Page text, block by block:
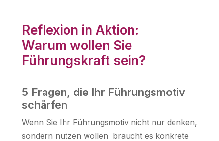
Reflexion in Aktion:
Warum wollen Sie
Führungskraft sein?
5 Fragen, die Ihr Führungsmotiv
schärfen
Wenn Sie Ihr Führungsmotiv nicht nur denken,
sondern nutzen wollen, braucht es konkrete